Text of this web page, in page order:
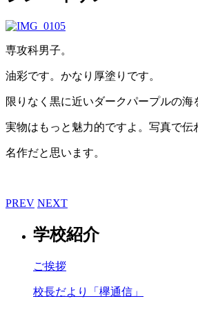
専攻科男子。
油彩です。かなり厚塗りです。
限りなく黒に近いダークパープルの海
実物はもっと魅力的ですよ。写真で伝
名作だと思います。
PREV NEXT
学校紹介
ご挨拶
校長だより「欅通信」